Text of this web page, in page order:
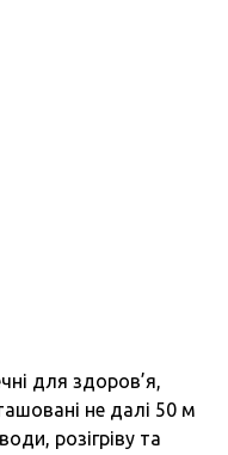
для здоров’я,
не далі 50 м
розігріву та